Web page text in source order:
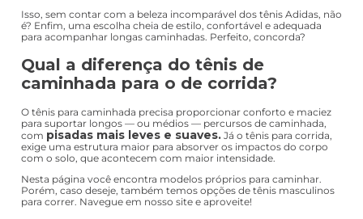
Isso, sem contar com a beleza incomparável dos tênis Adidas, não
é? Enfim, uma escolha cheia de estilo, confortável e adequada
para acompanhar longas caminhadas. Perfeito, concorda?
Qual a diferença do tênis de
caminhada para o de corrida?
O tênis para caminhada precisa proporcionar conforto e maciez
para suportar longos — ou médios — percursos de caminhada,
com pisadas mais leves e suaves. Já o tênis para corrida,
exige uma estrutura maior para absorver os impactos do corpo
com o solo, que acontecem com maior intensidade.
Nesta página você encontra modelos próprios para caminhar.
Porém, caso deseje, também temos opções de tênis masculinos
para correr. Navegue em nosso site e aproveite!